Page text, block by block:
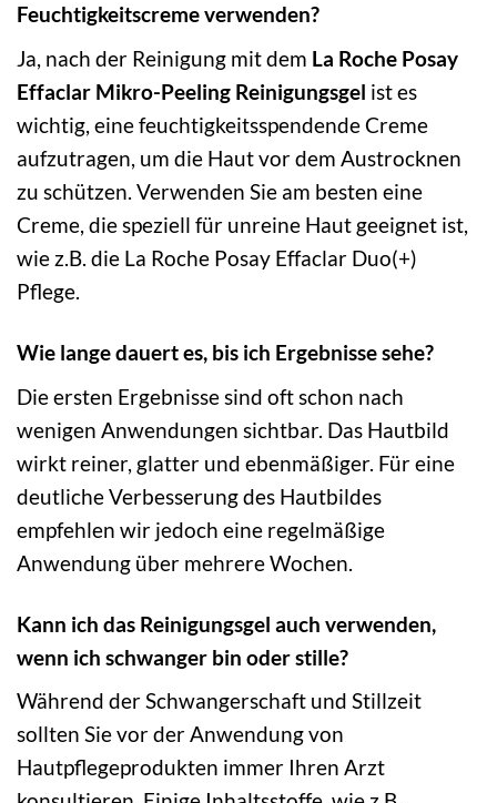
Feuchtigkeitscreme verwenden?
Ja, nach der Reinigung mit dem La Roche Posay
Effaclar Mikro-Peeling Reinigungsgel ist es
wichtig, eine feuchtigkeitsspendende Creme
aufzutragen, um die Haut vor dem Austrocknen
zu schützen. Verwenden Sie am besten eine
Creme, die speziell für unreine Haut geeignet ist,
wie z.B. die La Roche Posay Effaclar Duo(+)
Pflege.
Wie lange dauert es, bis ich Ergebnisse sehe?
Die ersten Ergebnisse sind oft schon nach
wenigen Anwendungen sichtbar. Das Hautbild
wirkt reiner, glatter und ebenmäßiger. Für eine
deutliche Verbesserung des Hautbildes
empfehlen wir jedoch eine regelmäßige
Anwendung über mehrere Wochen.
Kann ich das Reinigungsgel auch verwenden,
wenn ich schwanger bin oder stille?
Während der Schwangerschaft und Stillzeit
sollten Sie vor der Anwendung von
Hautpflegeprodukten immer Ihren Arzt